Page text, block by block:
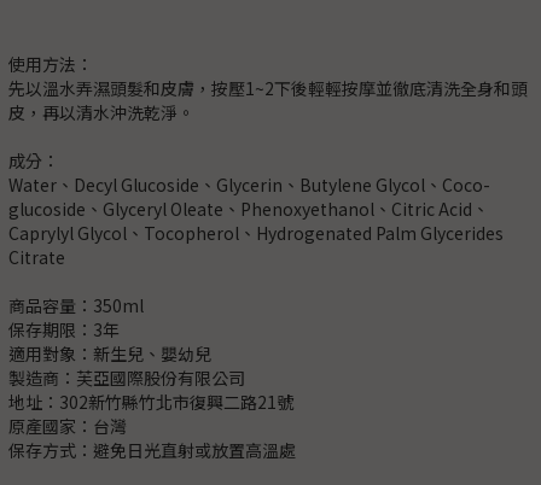
使用方法：
先以溫水弄濕頭髮和皮膚，按壓1~2下後輕輕按摩並徹底清洗全身和頭
皮，再以清水沖洗乾淨。
成分：
Water、Decyl Glucoside、Glycerin、Butylene Glycol、Coco-
glucoside、Glyceryl Oleate、Phenoxyethanol、Citric Acid、
Caprylyl Glycol、Tocopherol、Hydrogenated Palm Glycerides
Citrate
商品容量：350ml
保存期限：3年
適用對象：新生兒、嬰幼兒
製造商：芙亞國際股份有限公司
地址：302新竹縣竹北市復興二路21號
原產國家：台灣
保存方式：避免日光直射或放置高溫處